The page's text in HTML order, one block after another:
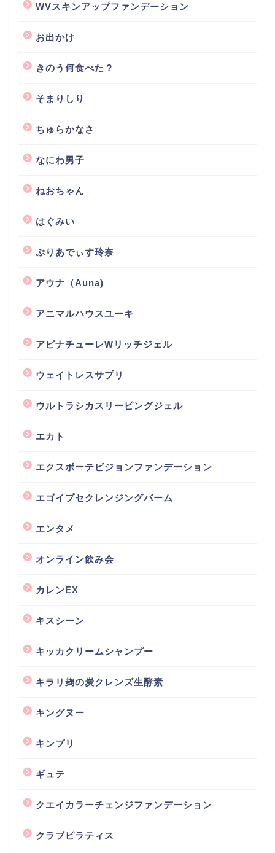
WVスキンアップファンデーション
お出かけ
きのう何食べた？
そまりしり
ちゅらかなさ
なにわ男子
ねおちゃん
はぐみい
ぷりあでぃす玲奈
アウナ（Auna)
アニマルハウスユーキ
アピナチューレWリッチジェル
ウェイトレスサプリ
ウルトラシカスリーピングジェル
エカト
エクスボーテビジョンファンデーション
エゴイプセクレンジングバーム
エンタメ
オンライン飲み会
カレンEX
キスシーン
キッカクリームシャンプー
キラリ麹の炭クレンズ生酵素
キングヌー
キンプリ
ギュテ
クエイカラーチェンジファンデーション
クラブピラティス